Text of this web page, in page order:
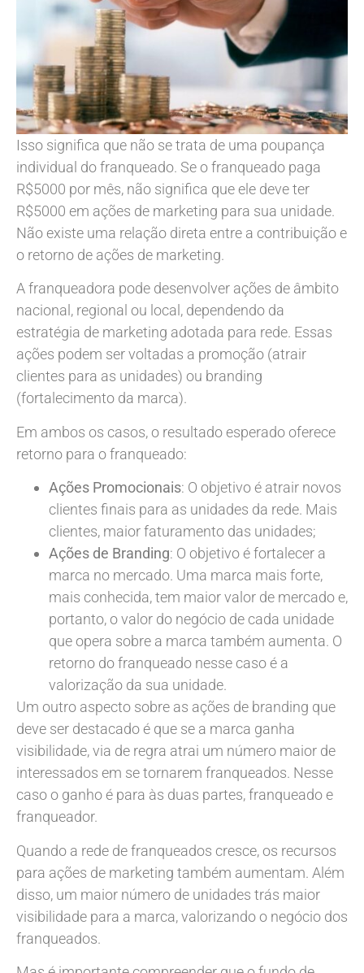
Isso significa que não se trata de uma poupança
individual do franqueado. Se o franqueado paga
R$5000 por mês, não significa que ele deve ter
R$5000 em ações de marketing para sua unidade.
Não existe uma relação direta entre a contribuição e
o retorno de ações de marketing.
A franqueadora pode desenvolver ações de âmbito
nacional, regional ou local, dependendo da
estratégia de marketing adotada para rede. Essas
ações podem ser voltadas a promoção (atrair
clientes para as unidades) ou branding
(fortalecimento da marca).
Em ambos os casos, o resultado esperado oferece
retorno para o franqueado:
Ações Promocionais: O objetivo é atrair novos
clientes finais para as unidades da rede. Mais
clientes, maior faturamento das unidades;
Ações de Branding: O objetivo é fortalecer a
marca no mercado. Uma marca mais forte,
mais conhecida, tem maior valor de mercado e,
portanto, o valor do negócio de cada unidade
que opera sobre a marca também aumenta. O
retorno do franqueado nesse caso é a
valorização da sua unidade.
Um outro aspecto sobre as ações de branding que
deve ser destacado é que se a marca ganha
visibilidade, via de regra atrai um número maior de
interessados em se tornarem franqueados. Nesse
caso o ganho é para às duas partes, franqueado e
franqueador.
Quando a rede de franqueados cresce, os recursos
para ações de marketing também aumentam. Além
disso, um maior número de unidades trás maior
visibilidade para a marca, valorizando o negócio dos
franqueados.